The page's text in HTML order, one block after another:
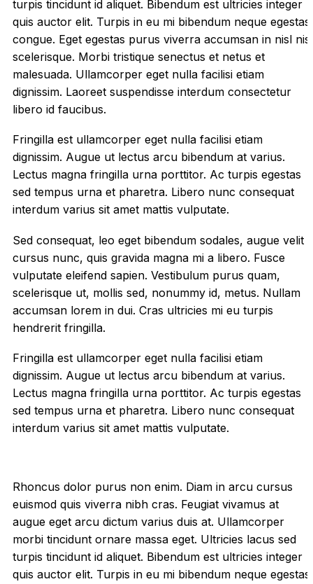
turpis tincidunt id aliquet. Bibendum est ultricies integer
quis auctor elit. Turpis in eu mi bibendum neque egestas
congue. Eget egestas purus viverra accumsan in nisl nisi
scelerisque. Morbi tristique senectus et netus et
malesuada. Ullamcorper eget nulla facilisi etiam
dignissim. Laoreet suspendisse interdum consectetur
libero id faucibus.
Fringilla est ullamcorper eget nulla facilisi etiam
dignissim. Augue ut lectus arcu bibendum at varius.
Lectus magna fringilla urna porttitor. Ac turpis egestas
sed tempus urna et pharetra. Libero nunc consequat
interdum varius sit amet mattis vulputate.
Sed consequat, leo eget bibendum sodales, augue velit
cursus nunc, quis gravida magna mi a libero. Fusce
vulputate eleifend sapien. Vestibulum purus quam,
scelerisque ut, mollis sed, nonummy id, metus. Nullam
accumsan lorem in dui. Cras ultricies mi eu turpis
hendrerit fringilla.
Fringilla est ullamcorper eget nulla facilisi etiam
dignissim. Augue ut lectus arcu bibendum at varius.
Lectus magna fringilla urna porttitor. Ac turpis egestas
sed tempus urna et pharetra. Libero nunc consequat
interdum varius sit amet mattis vulputate.
Rhoncus dolor purus non enim. Diam in arcu cursus
euismod quis viverra nibh cras. Feugiat vivamus at
augue eget arcu dictum varius duis at. Ullamcorper
morbi tincidunt ornare massa eget. Ultricies lacus sed
turpis tincidunt id aliquet. Bibendum est ultricies integer
quis auctor elit. Turpis in eu mi bibendum neque egestas